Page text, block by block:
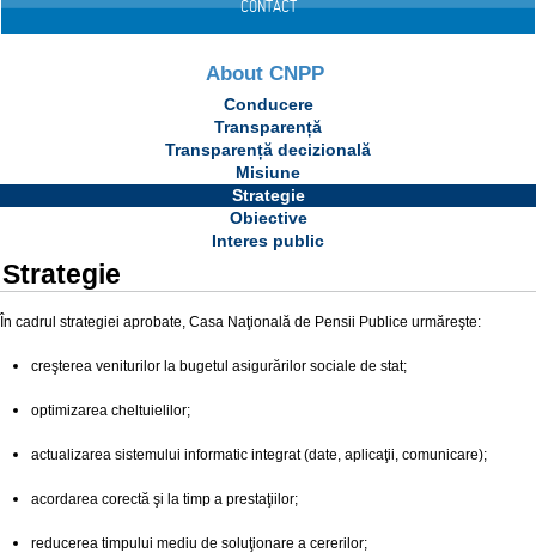
CONTACT
About CNPP
Conducere
Transparență
Transparență decizională
Misiune
Strategie
Obiective
Interes public
Strategie
În cadrul strategiei aprobate, Casa Naţională de Pensii Publice urmăreşte:
creşterea veniturilor la bugetul asigurărilor sociale de stat;
optimizarea cheltuielilor;
actualizarea sistemului informatic integrat (date, aplicaţii, comunicare);
acordarea corectă şi la timp a prestaţiilor;
reducerea timpului mediu de soluţionare a cererilor;